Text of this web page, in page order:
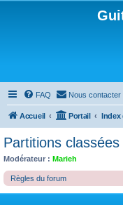
FAQ Nous contacter
Accueil Portail Index
Partitions
Modérateur : Marieh
Règles du forum